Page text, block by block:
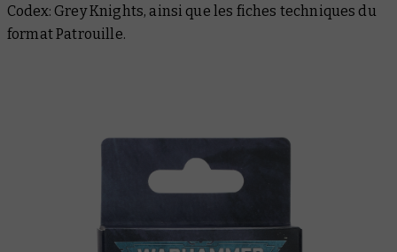
Codex: Grey Knights, ainsi que les fiches techniques du
format Patrouille.